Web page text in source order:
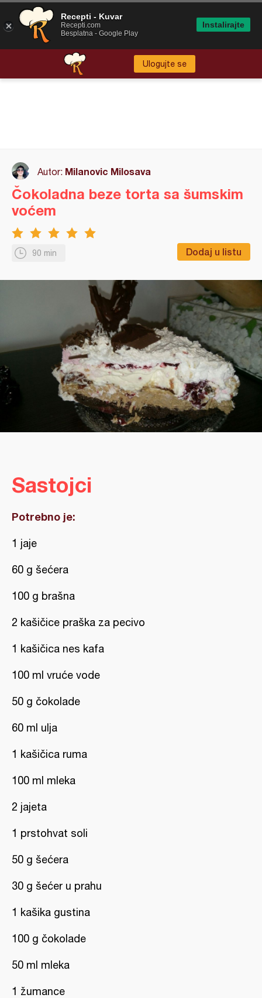
Ulogujte se
Autor: Milanovic Milosava
90 min Dodaj u listu
Čokoladna beze torta sa šumskim
voćem
Sastojci
Potrebno je:
1 jaje
60 g šećera
100 g brašna
2 kašičice praška za pecivo
1 kašičica nes kafa
100 ml vruće vode
50 g čokolade
60 ml ulja
1 kašičica ruma
100 ml mleka
2 jajeta
1 prstohvat soli
50 g šećera
30 g šećer u prahu
1 kašika gustina
100 g čokolade
50 ml mleka
1 žumance
Recepti - Kuvar
Recepti.com
Besplatna - Google Play
Instalirajte